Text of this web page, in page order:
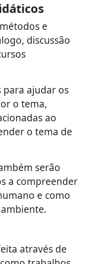
e
discussão
para ajudar os
o tema,
ao
o tema de
serão
a compreender
e como
através de